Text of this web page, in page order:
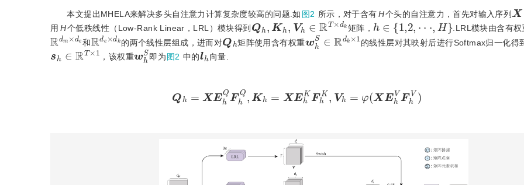
本文提出MHELA来解决多头自注意力计算复杂度较高的问题.如 图2 所示，对于含有H个头的自注意力，首先对输入序列
X∈
用 H个低秩线性（Low-Rank Linear，LRL）模块得到
Qh,Kh,Vh∈ RT×dk
矩阵，
h ∈1,2,···,H
.LRL模块由含有
Rd m×de
和
Rde×
的两个线性层组成，进而对
Qh
矩阵使用含有权重
wh ∈Rdk × 1
的线性层对其映射后进行Softmax归一化得
RT×1
，该权重
whS
即为图2 中的
lh
向量.
Q hQ KF K, E Fh V)